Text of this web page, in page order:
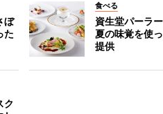
ぼ
た
食べる
資生堂パーラ
夏の味覚を使
提供
ク